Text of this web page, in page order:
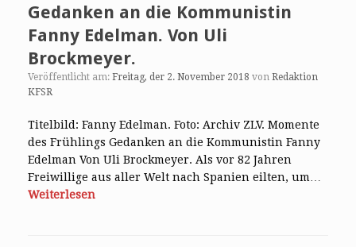
Gedanken an die Kommunistin
Fanny Edelman. Von Uli
Brockmeyer.
Veröffentlicht am: Freitag, der 2. November 2018 von Redaktion
KFSR
Titelbild: Fanny Edelman. Foto: Archiv ZLV. Momente
des Frühlings Gedanken an die Kommunistin Fanny
Edelman Von Uli Brockmeyer. Als vor 82 Jahren
Freiwillige aus aller Welt nach Spanien eilten, um…
Weiterlesen